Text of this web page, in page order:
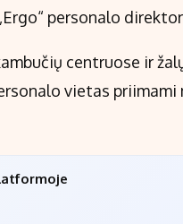
personalo
centruose ir
vietas priimami